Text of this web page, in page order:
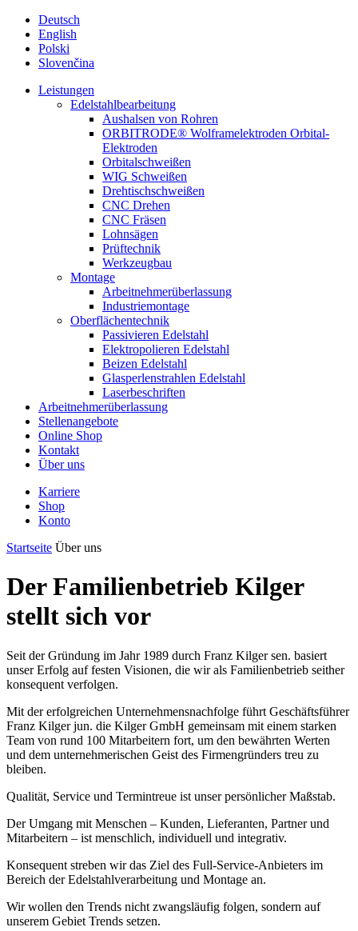
Deutsch
English
Polski
Slovenčina
Leistungen
Edelstahlbearbeitung
Aushalsen von Rohren
ORBITRODE® Wolframelektroden Orbital-
Elektroden
Orbitalschweißen
WIG Schweißen
Drehtischschweißen
CNC Drehen
CNC Fräsen
Lohnsägen
Prüftechnik
Werkzeugbau
Montage
Arbeitnehmerüberlassung
Industriemontage
Oberflächentechnik
Passivieren Edelstahl
Elektropolieren Edelstahl
Beizen Edelstahl
Glasperlenstrahlen Edelstahl
Laserbeschriften
Arbeitnehmerüberlassung
Stellenangebote
Online Shop
Kontakt
Über uns
Karriere
Shop
Konto
Startseite Über uns
Der Familienbetrieb Kilger
stellt sich vor
Seit der Gründung im Jahr 1989 durch Franz Kilger sen. basiert
unser Erfolg auf festen Visionen, die wir als Familienbetrieb seither
konsequent verfolgen.
Mit der erfolgreichen Unternehmensnachfolge führt Geschäftsführer
Franz Kilger jun. die Kilger GmbH gemeinsam mit einem starken
Team von rund 100 Mitarbeitern fort, um den bewährten Werten
und dem unternehmerischen Geist des Firmengründers treu zu
bleiben.
Qualität, Service und Termintreue ist unser persönlicher Maßstab.
Der Umgang mit Menschen – Kunden, Lieferanten, Partner und
Mitarbeitern – ist menschlich, individuell und integrativ.
Konsequent streben wir das Ziel des Full-Service-Anbieters im
Bereich der Edelstahlverarbeitung und Montage an.
Wir wollen den Trends nicht zwangsläufig folgen, sondern auf
unserem Gebiet Trends setzen.